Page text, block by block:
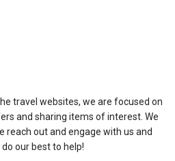
travel websites, we are focused on
and sharing items of interest. We
reach out and engage with us and
our best to help!